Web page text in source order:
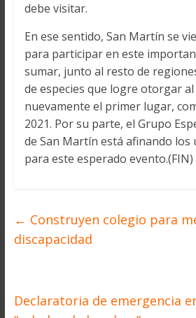
debe visitar.
En ese sentido, San Martín se
para participar en este
sumar, junto al resto de
de especies que logre otorgar
nuevamente el primer lugar,
2021. Por su parte, el Grupo
de San Martín está afinando los
para este esperado
← Construyen colegio para
discapacidad
Declaratoria de emergencia